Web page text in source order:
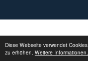
Diese Webseite verwendet
zu erhöhen. Weitere Informationen.